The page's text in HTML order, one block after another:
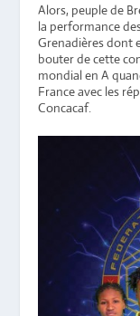
Alors, peuple de
la performance
Grenadières dont
bouter de cette
mondial en A
France avec les
Concacaf.